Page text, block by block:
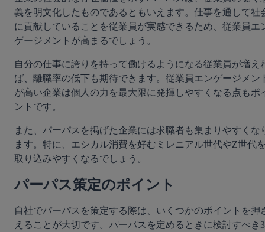
義を明文化したものであるともいえます。仕事を通して社
に貢献していることを従業員が実感できるため、従業員エ
ゲージメントが高まるでしょう。
自分の仕事に誇りを持って働けるようになる従業員が増え
ば、離職率の低下も期待できます。従業員エンゲージメン
が高い企業は個人の力を最大限に発揮しやすくなる点もポ
ントです。
また、パーパスを掲げた企業には求職者も集まりやすくな
ます。特に、エシカル消費を好むミレニアル世代やZ世代
取り込みやすくなるでしょう。
パーパス策定のポイント
自社でパーパスを策定する際は、いくつかのポイントを押
えることが大切です。パーパスを定めるときに検討すべき3